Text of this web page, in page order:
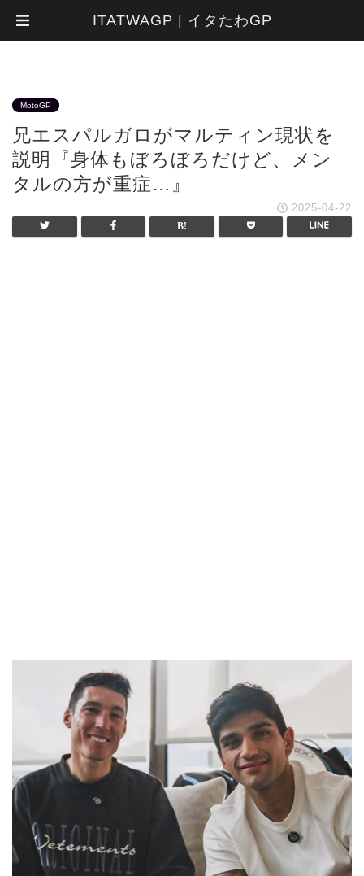
MotoGP
兄エスパルガロがマルティン現状を
説明『身体もぼろぼろだけど、メン
タルの方が重症…』
2025-04-22
ITATWAGP | イタたわGP